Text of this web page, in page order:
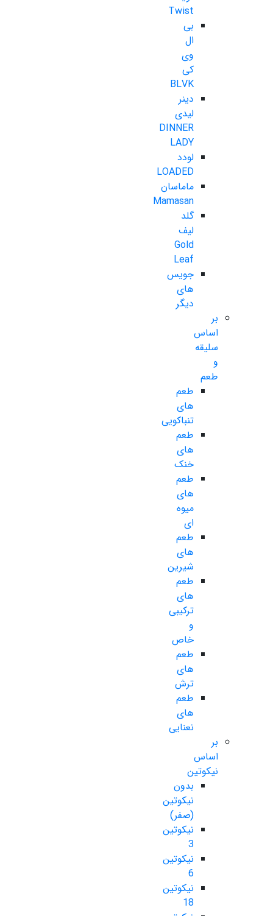
Twist
بی
ال
وی
کی
BLVK
دینر
لیدی
DINNER
LADY
لودد
LOADED
ماماسان
Mamasan
گلد
لیف
Gold
Leaf
جویس
های
دیگر
بر
اساس
سلیقه
و
طعم
طعم
های
تنباکویی
طعم
های
خنک
طعم
های
میوه
ای
طعم
های
شیرین
طعم
های
ترکیبی
و
خاص
طعم
های
ترش
طعم
های
نعنایی
بر
اساس
نیکوتین
بدون
نیکوتین
(صفر)
نیکوتین
3
نیکوتین
6
نیکوتین
18